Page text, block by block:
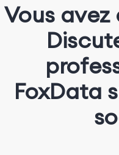
Vous avez
FoxData